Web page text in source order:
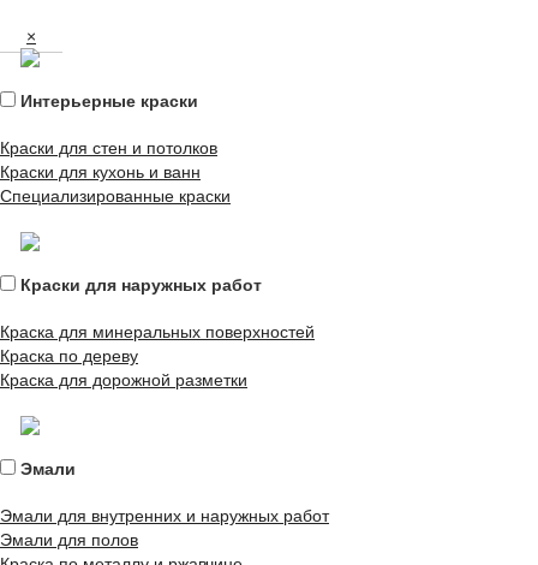
×
Интерьерные краски
Краски для стен и потолков
Краски для кухонь и ванн
Специализированные краски
Краски для наружных работ
Краска для минеральных поверхностей
Краска по дереву
Краска для дорожной разметки
Эмали
Эмали для внутренних и наружных работ
Эмали для полов